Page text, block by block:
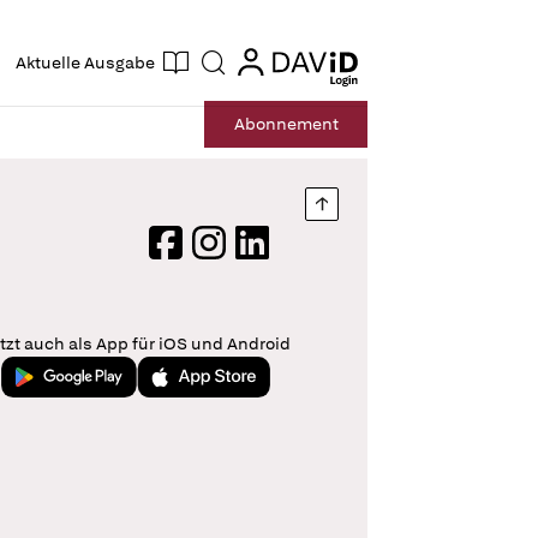
Aktuelle Ausgabe Suche login
login
Abonnement
Nach oben springen
FacebookInstagram
LinkedIn
auch als App für iOS und Android
Jetzt bei Google PlayLaden im App Store